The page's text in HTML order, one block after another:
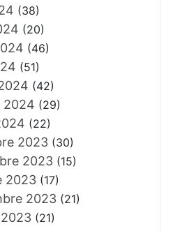
(38)
(20)
(46)
(51)
(42)
2024 (29)
(22)
2023(30)
2023(15)
2023(17)
2023(21)
(21)